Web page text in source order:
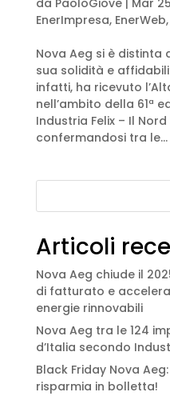
da PaoloGiove| Mar
EnerImpresa, EnerWeb,
Nova Aeg si è
sua solidità e
infatti, ha ricevuto
nell’ambito della 61ª
Industria Felix – Il
confermandosi tra le...
Articoli
Nova Aeg chiude il
di fatturato e
energie rinnovabili
Nova Aeg tra le 124
d’Italia secondo
Black Friday Nova
risparmia in bolletta!